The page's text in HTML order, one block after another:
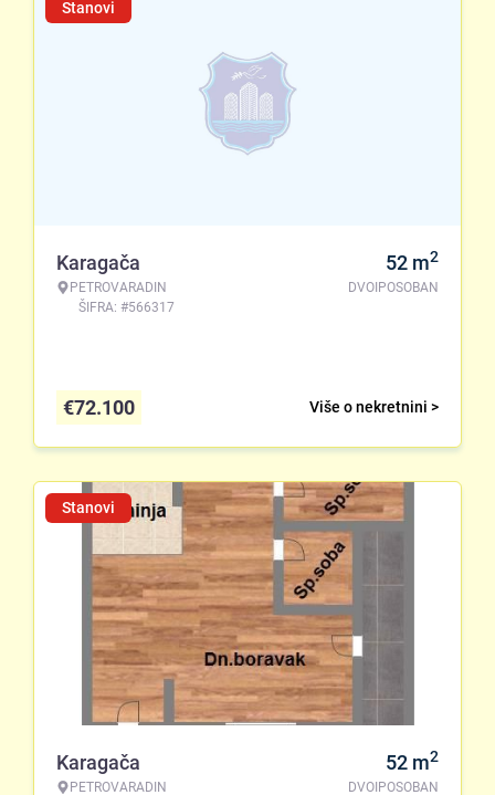
Stanovi
Karagača
PETROVARADIN
ŠIFRA: #566317
52 m2
DVOIPOSOBAN
Više o nekretnini >
€72.100
Stanovi
Karagača
PETROVARADIN
52 m2
DVOIPOSOBAN